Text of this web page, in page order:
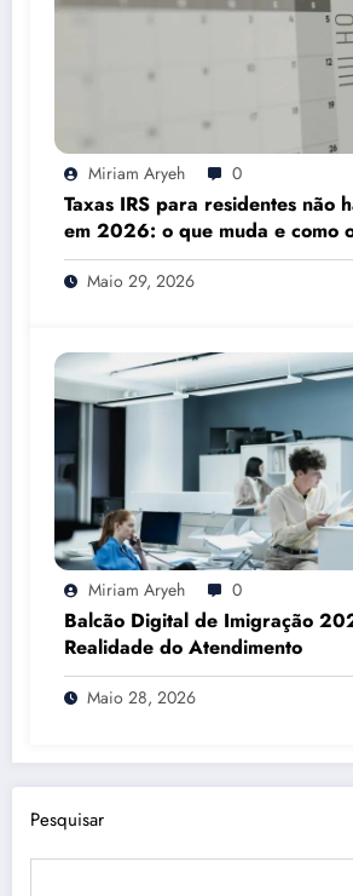
Miriam Aryeh 0
Taxas IRS para residentes não
em 2026: o que muda e como
das Finanças pode ajudar
Maio 29, 2026
Miriam Aryeh 0
Balcão Digital de Imigração
Realidade do Atendimento
Maio 28, 2026
Pesquisar